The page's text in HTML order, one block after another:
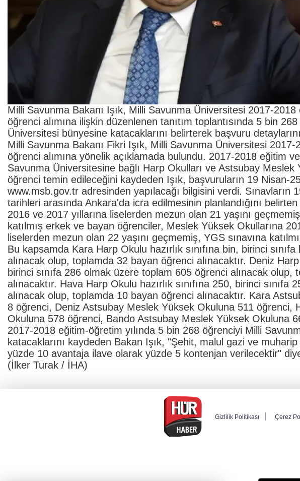
Milli Savunma Bakanı Işık, Milli Savunma Üniversitesi 2017-2018
öğrenci alımına ilişkin düzenlenen tanıtım toplantısında 5 bin
Üniversitesi bünyesine katacaklarını belirterek başvuru detaylarını
Milli Savunma Bakanı Fikri Işık, Milli Savunma Üniversitesi 2017-
öğrenci alımına yönelik açıklamada bulundu. 2017-2018 eğitim
Savunma Üniversitesine bağlı Harp Okulları ve Astsubay Meslek
öğrenci temin edileceğini kaydeden Işık, başvuruların 19 Nisan-
www.msb.gov.tr adresinden yapılacağı bilgisini verdi. Sınavların
tarihleri arasında Ankara'da icra edilmesinin planlandığını
2016 ve 2017 yıllarına liselerden mezun olan 21 yaşını
katılmış erkek ve bayan öğrenciler, Meslek Yüksek Okullarına
liselerden mezun olan 22 yaşını geçmemiş, YGS sınavına
Bu kapsamda Kara Harp Okulu hazırlık sınıfına bin, birinci
alınacak olup, toplamda 32 bayan öğrenci alınacaktır. Deniz Harp
birinci sınıfa 286 olmak üzere toplam 605 öğrenci alınacak olup,
alınacaktır. Hava Harp Okulu hazırlık sınıfına 250, birinci
alınacak olup, toplamda 10 bayan öğrenci alınacaktır. Kara
8 öğrenci, Deniz Astsubay Meslek Yüksek Okuluna 511 öğrenci,
Okuluna 578 öğrenci, Bando Astsubay Meslek Yüksek Okuluna
2017-2018 eğitim-öğretim yılında 5 bin 268 öğrenciyi Milli
katacaklarını kaydeden Bakan Işık, "Şehit, malul gazi ve
yüzde 10 avantaja ilave olarak yüzde 5 kontenjan verilecektir"
(İlker Turak / İHA)
Gizlilik Politikası Çerez